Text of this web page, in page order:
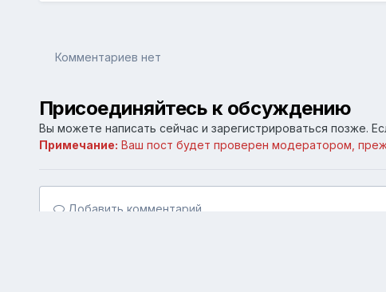
Комментариев нет
Присоединяйтесь к обсуждению
Вы можете написать сейчас и зарегистрироваться позже.
Примечание: Ваш пост будет проверен модератором,
Добавить комментарий...